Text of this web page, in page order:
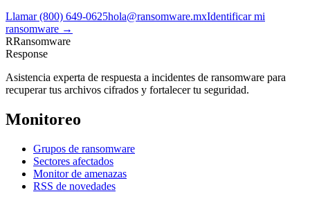
Llamar(800) 649-0625hola@ransomware.mxIdentificar mi
ransomware →
RRansomware
Response
Asistencia experta de respuesta a incidentes de ransomware para
recuperar tus archivos cifrados y fortalecer tu seguridad.
Monitoreo
Grupos de ransomware
Sectores afectados
Monitor de amenazas
RSS de novedades